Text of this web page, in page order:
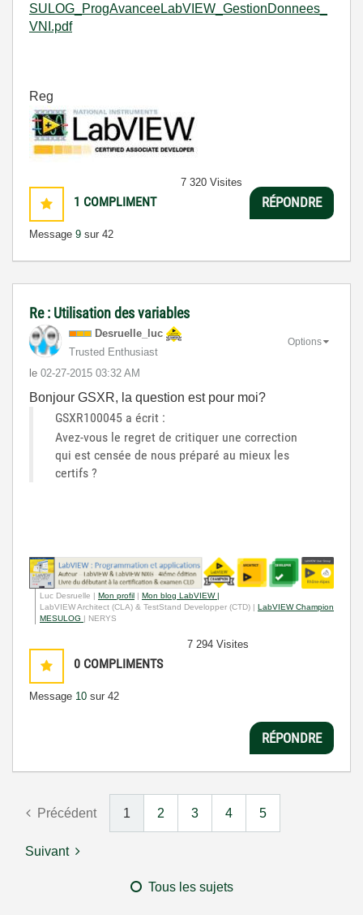
SULOG_ProgAvanceeLabVIEW_GestionDonnees_
VNI.pdf
Reg
1 COMPLIMENT
Message 9 sur 42
7 320 Visites
RÉPONDRE
Re : Utilisation des variables
Desruelle_luc
Trusted Enthusiast
le ‎02-27-2015 03:32 AM
Options
Bonjour GSXR, la question est pour moi?
GSXR100045 a écrit :
Avez-vous le regret de critiquer une correction
qui est censée de nous préparé au mieux les
certifs ?
Luc Desruelle | Mon profil | Mon blog LabVIEW |
LabVIEW Architect (CLA) & TestStand Developper (CTD) | LabVIEW Champion
MESULOG | NERYS
0 COMPLIMENTS
Message 10 sur 42
7 294 Visites
RÉPONDRE
Précédent 1 2 3 4 5
Suivant
Tous les sujets